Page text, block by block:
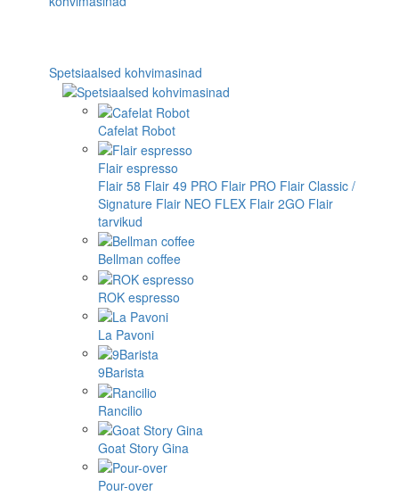
Spetsiaalsed kohvimasinad
Cafelat Robot
Flair espresso
Flair 58 Flair 49 PRO Flair PRO Flair Classic /
Signature Flair NEO FLEX Flair 2GO Flair
tarvikud
Bellman coffee
ROK espresso
La Pavoni
9Barista
Rancilio
Goat Story Gina
Pour-over